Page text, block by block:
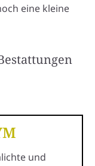
eine kleine
und